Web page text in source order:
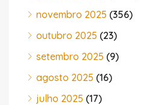
novembro 2025 (356)
outubro 2025 (23)
setembro 2025 (9)
agosto 2025 (16)
julho 2025 (17)